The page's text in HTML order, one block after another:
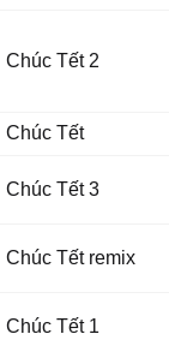
Chúc Tết 2
Chúc Tết
Chúc Tết 3
Chúc Tết remix
Chúc Tết 1